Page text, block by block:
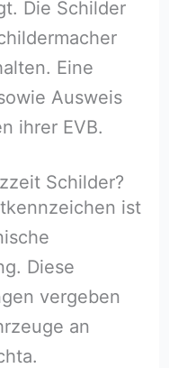
Die Schilder
Eine
Ausweis
ihrer EVB.
Schilder?
ist
Diese
vergeben
an